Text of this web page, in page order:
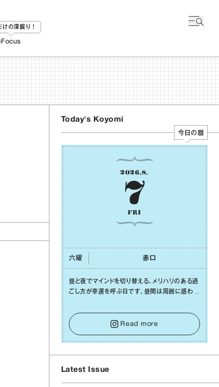
けの深掘り！
Focus
Today's Koyomi
今日の暦
2026.8.
7
FRI
六曜 ⾚⼝
昼と夜でマインドを切り替える、メリハリのある過
ごし⽅が幸運を呼ぶ⽇です。昼間は周囲に惑わさ
をキープして。そして夜は、疲れや寂しさから⽢
い⾔葉に流されないよう、⼼にしっかりブレーキ
をかけること。この意識の切り替えが、あなたに
確かな安⼼感をもたらすはずです。
Read more
Latest Issue